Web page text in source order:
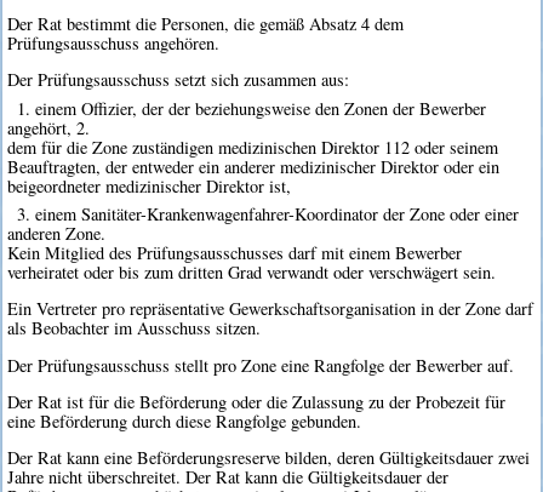
Der Rat bestimmt die Personen, die gemäß Absatz 4 dem
Prüfungsausschuss angehören.
Der Prüfungsausschuss setzt sich zusammen aus:
1. einem Offizier, der der beziehungsweise den Zonen der Bewerber
angehört, 2.
dem für die Zone zuständigen medizinischen Direktor 112 oder seinem
Beauftragten, der entweder ein anderer medizinischer Direktor oder ein
beigeordneter medizinischer Direktor ist,
3. einem Sanitäter-Krankenwagenfahrer-Koordinator der Zone oder einer
anderen Zone.
Kein Mitglied des Prüfungsausschusses darf mit einem Bewerber
verheiratet oder bis zum dritten Grad verwandt oder verschwägert sein.
Ein Vertreter pro repräsentative Gewerkschaftsorganisation in der Zone darf
als Beobachter im Ausschuss sitzen.
Der Prüfungsausschuss stellt pro Zone eine Rangfolge der Bewerber auf.
Der Rat ist für die Beförderung oder die Zulassung zu der Probezeit für
eine Beförderung durch diese Rangfolge gebunden.
Der Rat kann eine Beförderungsreserve bilden, deren Gültigkeitsdauer zwei
Jahre nicht überschreitet. Der Rat kann die Gültigkeitsdauer der